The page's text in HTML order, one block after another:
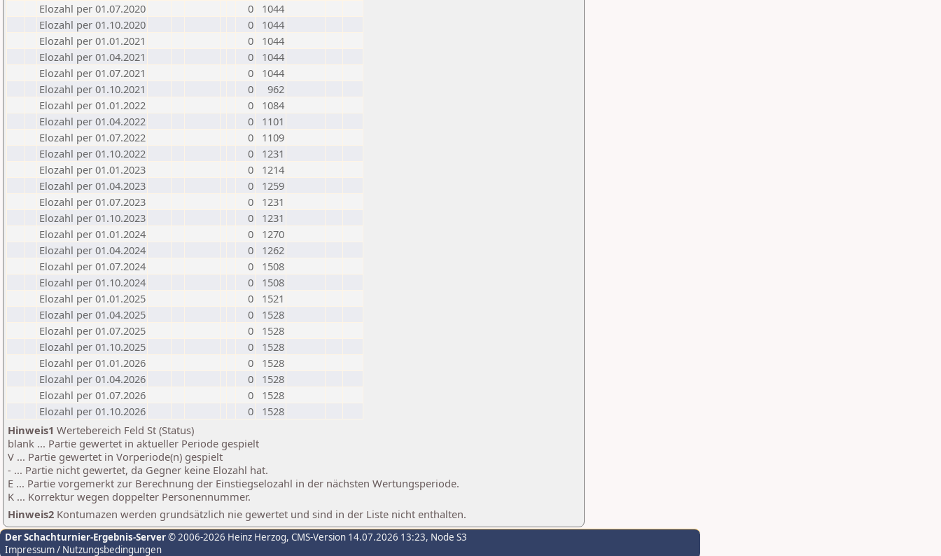
Elozahl per 01.07.2020
0
1044
Elozahl per 01.10.2020
0
1044
Elozahl per 01.01.2021
0
1044
Elozahl per 01.04.2021
0
1044
Elozahl per 01.07.2021
0
1044
Elozahl per 01.10.2021
0
962
Elozahl per 01.01.2022
0
1084
Elozahl per 01.04.2022
0
1101
Elozahl per 01.07.2022
0
1109
Elozahl per 01.10.2022
0
1231
Elozahl per 01.01.2023
0
1214
Elozahl per 01.04.2023
0
1259
Elozahl per 01.07.2023
0
1231
Elozahl per 01.10.2023
0
1231
Elozahl per 01.01.2024
0
1270
Elozahl per 01.04.2024
0
1262
Elozahl per 01.07.2024
0
1508
Elozahl per 01.10.2024
0
1508
Elozahl per 01.01.2025
0
1521
Elozahl per 01.04.2025
0
1528
Elozahl per 01.07.2025
0
1528
Elozahl per 01.10.2025
0
1528
Elozahl per 01.01.2026
0
1528
Elozahl per 01.04.2026
0
1528
Elozahl per 01.07.2026
0
1528
Elozahl per 01.10.2026
0
1528
Hinweis1 Wertebereich Feld St (Status)
blank ... Partie gewertet in aktueller Periode gespielt
V ... Partie gewertet in Vorperiode(n) gespielt
- ... Partie nicht gewertet, da Gegner keine Elozahl hat.
E ... Partie vorgemerkt zur Berechnung der Einstiegselozahl in der nächsten Wertungsperiode.
K ... Korrektur wegen doppelter Personennummer.
Hinweis2 Kontumazen werden grundsätzlich nie gewertet und sind in der Liste nicht enthalten.
Der Schachturnier-Ergebnis-Server© 2006-2026 Heinz Herzog, CMS-Version 14.07.2026 13:23, Node S3
Impressum / Nutzungsbedingungen